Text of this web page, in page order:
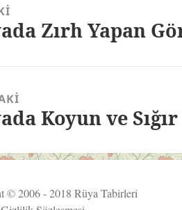
Zırh Yapan
Koyun ve
© 2006 - 2018Rüya Tabirleri